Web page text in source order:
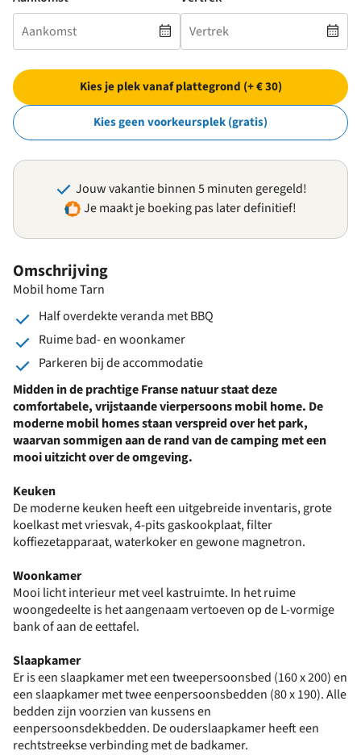
Omschrijving
Mobil home Tarn
Half overdekte veranda met BBQ
Ruime bad- en woonkamer
Parkeren bij de accommodatie
Midden in de prachtige Franse natuur staat deze
comfortabele, vrijstaande vierpersoons mobil home. De
moderne mobil homes staan verspreid over het park,
waarvan sommigen aan de rand van de camping met een
mooi uitzicht over de omgeving.
Keuken
De moderne keuken heeft een uitgebreide inventaris, grote
koelkast met vriesvak, 4-pits gaskookplaat, filter
koffiezetapparaat, waterkoker en gewone magnetron.
Woonkamer
Mooi licht interieur met veel kastruimte. In het ruime
woongedeelte is het aangenaam vertoeven op de L-vormige
bank of aan de eettafel.
Slaapkamer
Er is een slaapkamer met een tweepersoonsbed (160 x 200) en
een slaapkamer met twee eenpersoonsbedden (80 x 190). Alle
bedden zijn voorzien van kussens en
eenpersoonsdekbedden. De ouderslaapkamer heeft een
rechtstreekse verbinding met de badkamer.
Kies je plek vanaf plattegrond (+ € 30)
Kies geen voorkeursplek (gratis)
Jouw vakantie binnen 5 minuten geregeld!
Je maakt je boeking pas later definitief!